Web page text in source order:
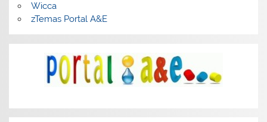
Wicca
zTemas Portal A&E